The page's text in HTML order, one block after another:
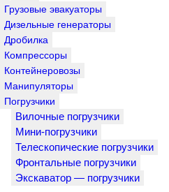
Грузовые эвакуаторы
Дизельные генераторы
Дробилка
Компрессоры
Контейнеровозы
Манипуляторы
Погрузчики
Вилочные погрузчики
Мини-погрузчики
Телескопические погрузчики
Фронтальные погрузчики
Экскаватор — погрузчики